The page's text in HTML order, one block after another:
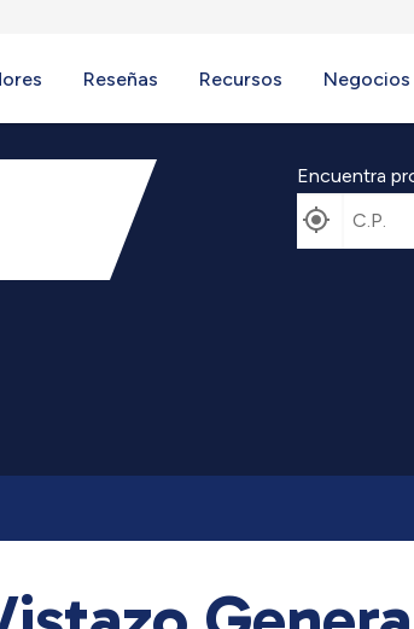
Reseñas Recursos Negocios
Encuentra